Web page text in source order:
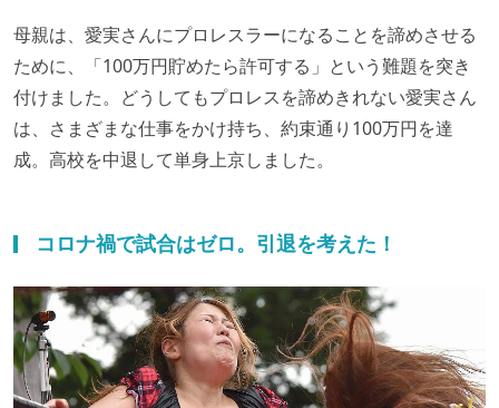
母親は、愛実さんにプロレスラーになることを諦めさせる
ために、「100万円貯めたら許可する」という難題を突き
付けました。どうしてもプロレスを諦めきれない愛実さん
は、さまざまな仕事をかけ持ち、約束通り100万円を達
成。高校を中退して単身上京しました。
コロナ禍で試合はゼロ。引退を考えた！